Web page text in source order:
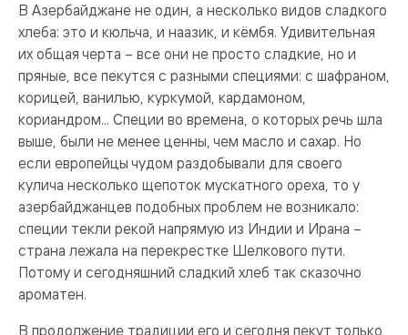
В Азербайджане не один, а несколько видов сладкого
хлеба: это и кюльча, и наазик, и кёмбя. Удивительная
их общая черта – все они не просто сладкие, но и
пряные, все пекутся с разными специями: с шафраном,
корицей, ванилью, куркумой, кардамоном,
кориандром... Специи во времена, о которых речь шла
выше, были не менее ценны, чем масло и сахар. Но
если европейцы чудом раздобывали для своего
кулича несколько щепоток мускатного ореха, то у
азербайджанцев подобных проблем не возникало:
специи текли рекой напрямую из Индии и Ирана –
страна лежала на перекрестке Шелкового пути.
Потому и сегодняшний сладкий хлеб так сказочно
ароматен.
В продолжение традиции его и сегодня пекут только